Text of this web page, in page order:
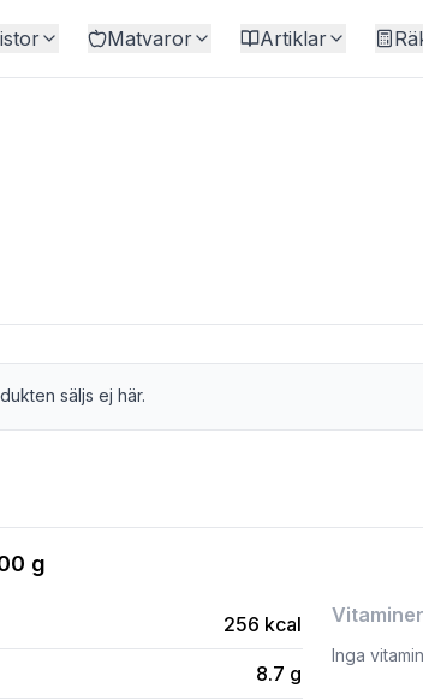
Matvaror Artiklar
säljs ej här.
g
256 kcal
8.7 g
Vitaminer
Inga